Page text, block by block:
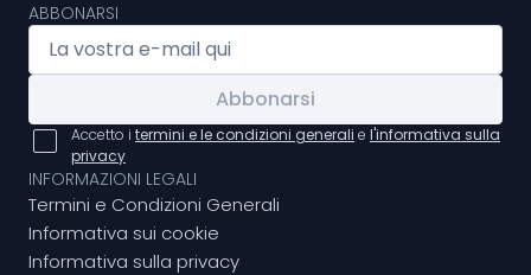
ABBONARSI
Abbonarsi
Accetto i termini e le condizioni generali e l'informativa sulla
privacy
INFORMAZIONI LEGALI
Termini e Condizioni Generali
Informativa sui cookie
Informativa sulla privacy